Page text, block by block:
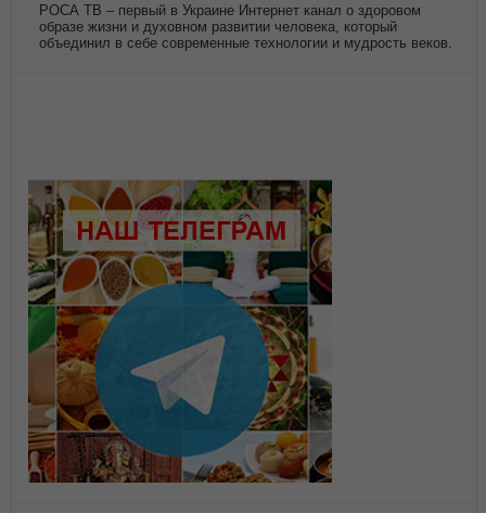
РОСА ТВ – первый в Украине Интернет канал о здоровом
образе жизни и духовном развитии человека, который
объединил в себе современные технологии и мудрость веков.